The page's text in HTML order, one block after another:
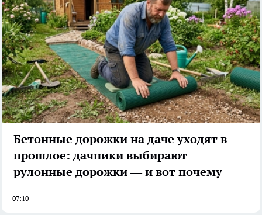
Бетонные дорожки на даче уходят в
прошлое: дачники выбирают
рулонные дорожки — и вот почему
07:10